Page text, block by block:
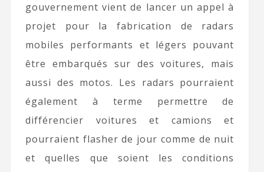
gouvernement vient de lancer un appel à
projet pour la fabrication de radars
mobiles performants et légers pouvant
être embarqués sur des voitures, mais
aussi des motos. Les radars pourraient
également à terme permettre de
différencier voitures et camions et
pourraient flasher de jour comme de nuit
et quelles que soient les conditions